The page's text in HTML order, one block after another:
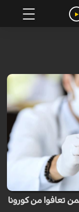
تعافوا من كورونا